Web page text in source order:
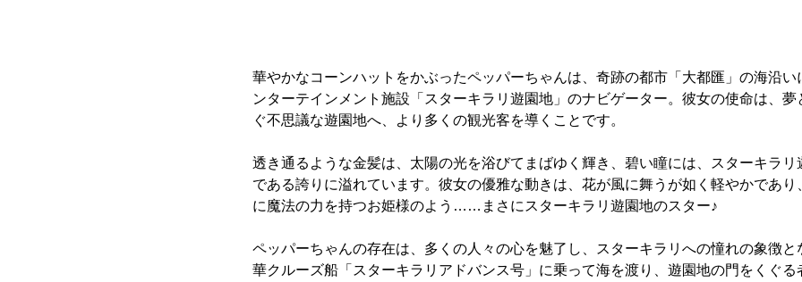
華やかなコーンハットをかぶったペッパーちゃんは、奇跡の都市「大都匯」の海沿い
ンターテインメント施設「スターキラリ遊園地」のナビゲーター。彼女の使命は、夢
ぐ不思議な遊園地へ、より多くの観光客を導くことです。
透き通るような金髪は、太陽の光を浴びてまばゆく輝き、碧い瞳には、スターキラリ
である誇りに溢れています。彼女の優雅な動きは、花が風に舞うが如く軽やかであり
に魔法の力を持つお姫様のよう……まさにスターキラリ遊園地のスター♪
ペッパーちゃんの存在は、多くの人々の心を魅了し、スターキラリへの憧れの象徴と
華クルーズ船「スターキラリアドバンス号」に乗って海を渡り、遊園地の門をくぐる